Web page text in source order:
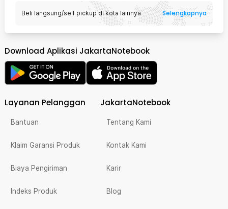
Beli langsung/self pickup di kota lainnya Selengkapnya
Download Aplikasi JakartaNotebook
Layanan Pelanggan
Bantuan
Klaim Garansi Produk
Biaya Pengiriman
Indeks Produk
JakartaNotebook
Tentang Kami
Kontak Kami
Karir
Blog